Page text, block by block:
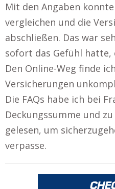
Mit den Angaben
vergleichen und die
abschließen. Das war
sofort das Gefühl hatte,
Den Online-Weg finde
Versicherungen
Die FAQs habe ich bei
Deckungssumme und
gelesen, um
verpasse.